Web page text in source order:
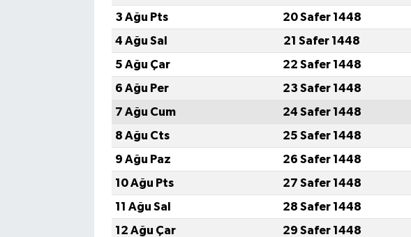
3 Ağu Pts
20 Safer 1448
4 Ağu Sal
21 Safer 1448
5 Ağu Çar
22 Safer 1448
6 Ağu Per
23 Safer 1448
7 Ağu Cum
24 Safer 1448
8 Ağu Cts
25 Safer 1448
9 Ağu Paz
26 Safer 1448
10 Ağu Pts
27 Safer 1448
11 Ağu Sal
28 Safer 1448
12 Ağu Çar
29 Safer 1448